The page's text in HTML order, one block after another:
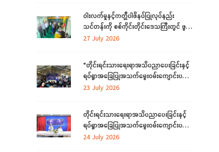
ဝါးလက်မှုနှင့်ကတ္တီပါဖိနပ်ပြုလုပ်နည်း
သင်တန်းကို စစ်ကိုင်းတိုင်းဒေသကြီးတွင် ဖွင့်
လှစ်
27 July 2026
“တိုင်းရင်းသားရေးရာအသိပညာပေးခြင်းနှင့်
ရပ်ရွာအခြေပြုအသက်မွေးဝမ်းကျောင်းပညာ
လိုအပ်ချက်တို့ကို ဆန်းစစ်စီမံခြင်း
ကျင်းပပြုလုပ်
23 July 2026
တိုင်းရင်းသားရေးရာအသိပညာပေးခြင်းနှင့်
ရပ်ရွာအခြေပြုအသက်မွေးဝမ်းကျောင်းပညာ
လိုအပ်ချက်တို့ကို ဆန်းစစ်စီမံခြင်းအစီအစဉ်
24 July 2026